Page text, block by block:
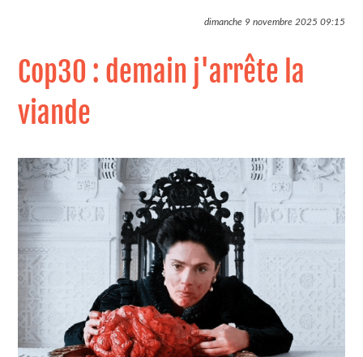
dimanche 9 novembre 202509:15
Cop30 : demain j'arrête la
viande